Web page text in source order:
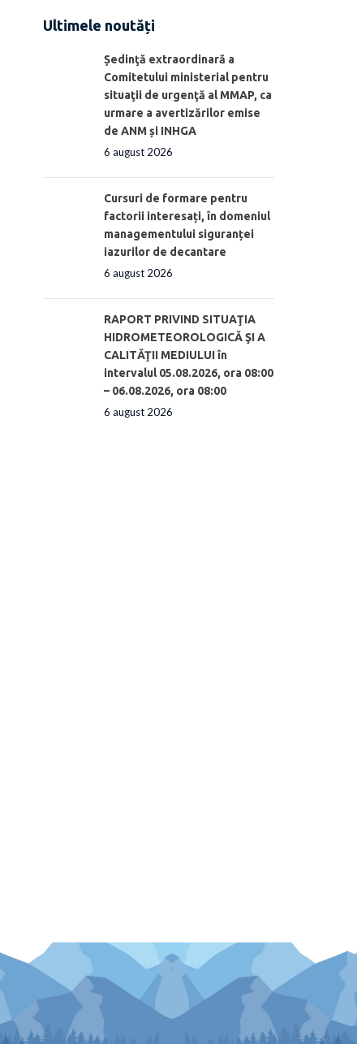
Ultimele noutăți
Ședinţă extraordinară a
Comitetului ministerial pentru
situaţii de urgenţă al MMAP, ca
urmare a avertizărilor emise
de ANM și INHGA
6 august 2026
Cursuri de formare pentru
factorii interesați, în domeniul
managementului siguranței
iazurilor de decantare
6 august 2026
RAPORT PRIVIND SITUAŢIA
HIDROMETEOROLOGICĂ ŞI A
CALITĂŢII MEDIULUI în
intervalul 05.08.2026, ora 08:00
– 06.08.2026, ora 08:00
6 august 2026